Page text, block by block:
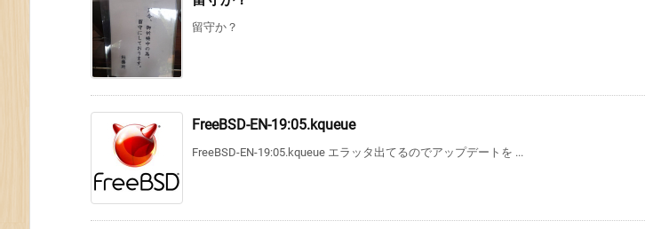
留守か？
FreeBSD-EN-19:05.kqueue
FreeBSD-EN-19:05.kqueue エラッタ出てるのでアップデートを ...